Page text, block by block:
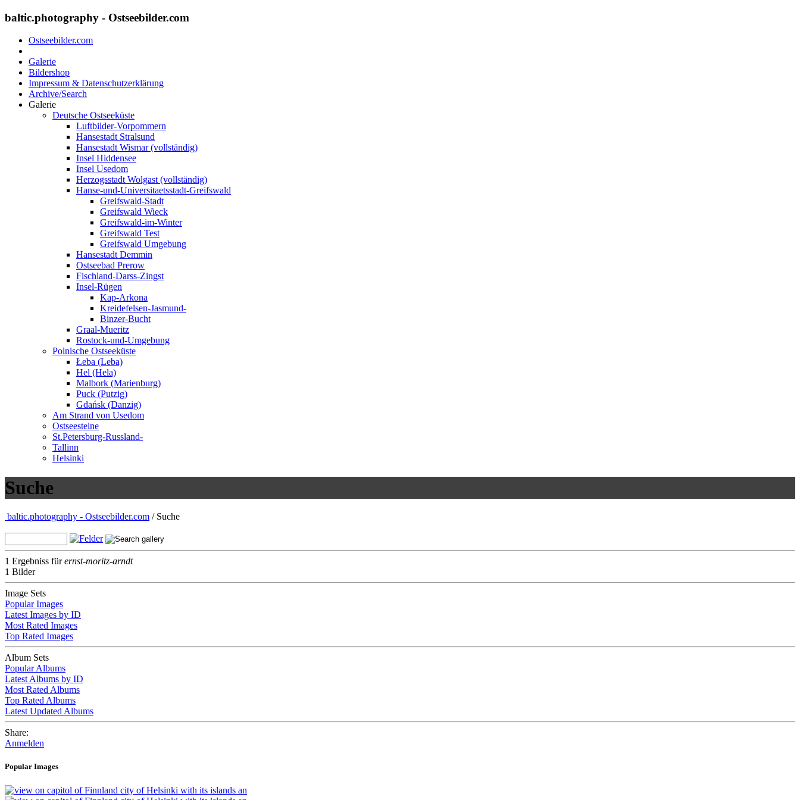
baltic.photography - Ostseebilder.com
Ostseebilder.com
Galerie
Bildershop
Impressum & Datenschutzerklärung
Archive/Search
Galerie
Deutsche Ostseeküste
Luftbilder-Vorpommern
Hansestadt Stralsund
Hansestadt Wismar (vollständig)
Insel Hiddensee
Insel Usedom
Herzogsstadt Wolgast (vollständig)
Hanse-und-Universitaetsstadt-Greifswald
Greifswald-Stadt
Greifswald Wieck
Greifswald-im-Winter
Greifswald Test
Greifswald Umgebung
Hansestadt Demmin
Ostseebad Prerow
Fischland-Darss-Zingst
Insel-Rügen
Kap-Arkona
Kreidefelsen-Jasmund-
Binzer-Bucht
Graal-Mueritz
Rostock-und-Umgebung
Polnische Ostseeküste
Łeba (Leba)
Hel (Hela)
Malbork (Marienburg)
Puck (Putzig)
Gdańsk (Danzig)
Am Strand von Usedom
Ostseesteine
St.Petersburg-Russland-
Tallinn
Helsinki
Suche
baltic.photography - Ostseebilder.com / Suche
1 Ergebniss fürernst-moritz-arndt
1 Bilder
Image Sets
Popular Images
Latest Images by ID
Most Rated Images
Top Rated Images
Album Sets
Popular Albums
Latest Albums by ID
Most Rated Albums
Top Rated Albums
Latest Updated Albums
Share:
Anmelden
Popular Images